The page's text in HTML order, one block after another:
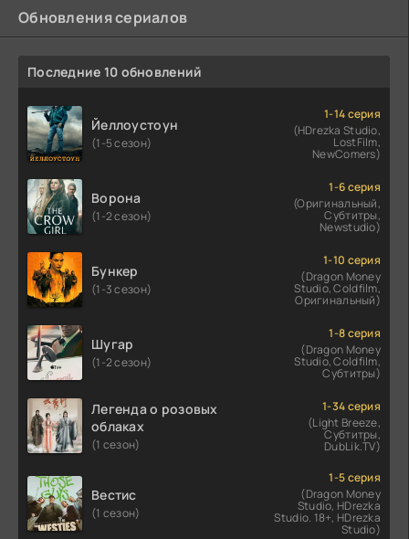
Обновления сериалов
Последние 10 обновлений
Йеллоустоун
(1-5 сезон)
1-14 серия
(HDrezka Studio,
LostFilm,
NewComers)
Ворона
(1-2 сезон)
1-6 серия
(Оригинальный,
Субтитры,
Newstudio)
Бункер
(1-3 сезон)
1-10 серия
(Dragon Money
Studio, Coldfilm,
Оригинальный)
Шугар
(1-2 сезон)
1-8 серия
(Dragon Money
Studio, Coldfilm,
Субтитры)
Легенда о розовых
облаках
(1 сезон)
1-34 серия
(Light Breeze,
Субтитры,
DubLik.TV)
Вестис
(1 сезон)
1-5 серия
(Dragon Money
Studio, HDrezka
Studio. 18+, HDrezka
Studio)